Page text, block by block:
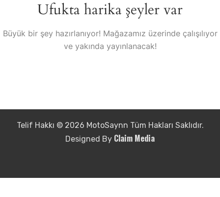
Ufukta harika şeyler var
Büyük bir şey hazırlanıyor! Mağazamız üzerinde çalışılıyor
ve yakında yayınlanacak!
Telif Hakkı © 2026 MotoSaynn Tüm Hakları Saklıdır.
Designed By Claim Media